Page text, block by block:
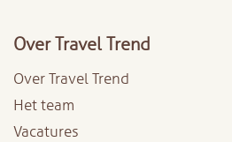
Over Travel Trend
Over Travel Trend
Het team
Vacatures